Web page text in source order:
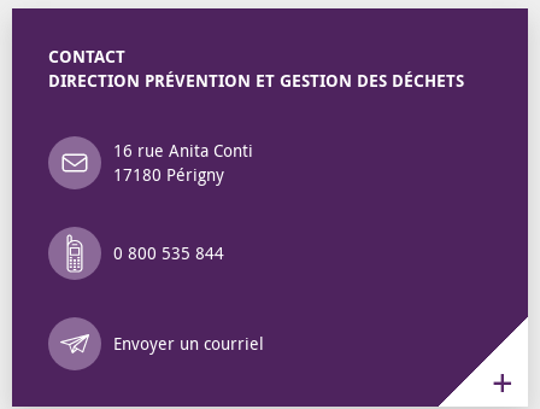
CONTACT
DIRECTION PRÉVENTION ET GESTION DES DÉCHETS
16 rue Anita Conti
17180 Périgny
0 800 535 844
Envoyer un courriel
Annuaire